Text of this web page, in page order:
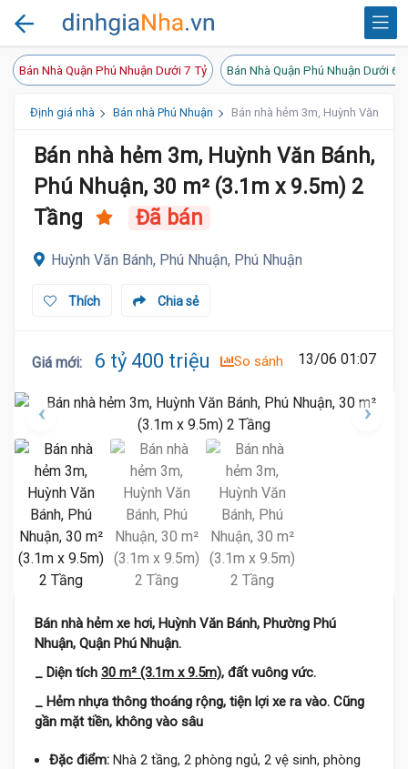
Bán Nhà Quận Phú Nhuận Dưới 7 Tỷ Bán Nhà Quận Phú Nhuận Dưới 6
Định giá nhà Bán nhà Phú Nhuận Bán nhà hẻm 3m, Huỳnh Văn
Bán nhà hẻm 3m, Huỳnh Văn Bánh,
Phú Nhuận, 30 m² (3.1m x 9.5m) 2
Tầng
Đã bán
Huỳnh Văn Bánh, Phú Nhuận, Phú Nhuận
Chia sẻ
Thích
Giá mới: 6 tỷ 400 triệu So sánh 13/06 01:07
Bán nhà hẻm xe hơi, Huỳnh Văn Bánh, Phường Phú
Nhuận, Quận Phú Nhuận.
_ Diện tích 30 m² (3.1m x 9.5m), đất vuông vức.
_ Hẻm nhựa thông thoáng rộng, tiện lợi xe ra vào. Cũng
gần mặt tiền, không vào sâu
Đặc điểm: Nhà 2 tầng, 2 phòng ngủ, 2 vệ sinh, phòng